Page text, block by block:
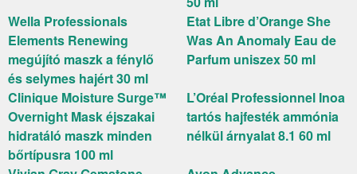
Wella Professionals
Elements Renewing
megújító maszk a fénylő
és selymes hajért 30 ml
Etat Libre d’Orange She
Was An Anomaly Eau de
Parfum uniszex 50 ml
Clinique Moisture Surge™
Overnight Mask éjszakai
hidratáló maszk minden
bőrtípusra 100 ml
L’Oréal Professionnel Inoa
tartós hajfesték ammónia
nélkül árnyalat 8.1 60 ml